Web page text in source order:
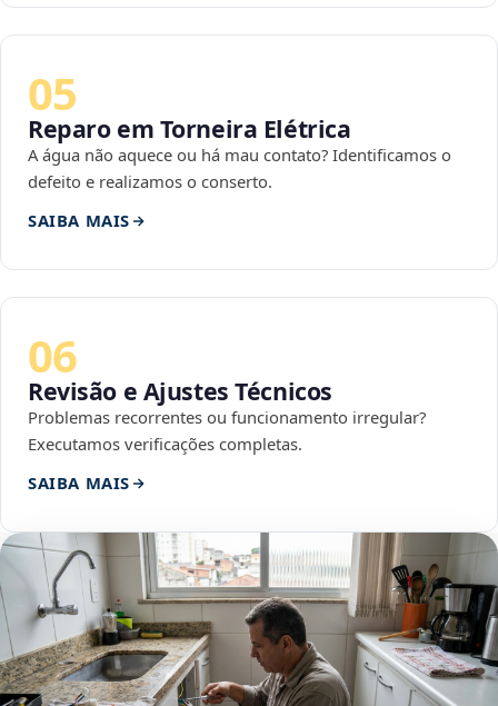
05
Reparo em Torneira Elétrica
A água não aquece ou há mau contato? Identificamos o
defeito e realizamos o conserto.
SAIBA MAIS
06
Revisão e Ajustes Técnicos
Problemas recorrentes ou funcionamento irregular?
Executamos verificações completas.
SAIBA MAIS